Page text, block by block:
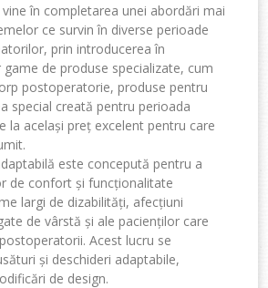
în completarea unei abordări mai
ce survin în diverse perioade
prin introducerea în
de produse specializate, cum
postoperatorie, produse pentru
special creată pentru perioada
la același preț excelent pentru care
este concepută pentru a
de confort șifuncționalitate
largi de dizabilități, afecțiuni
de vârstă și ale pacienților care
postoperatorii. Acest lucru se
și deschideri adaptabile,
de design.